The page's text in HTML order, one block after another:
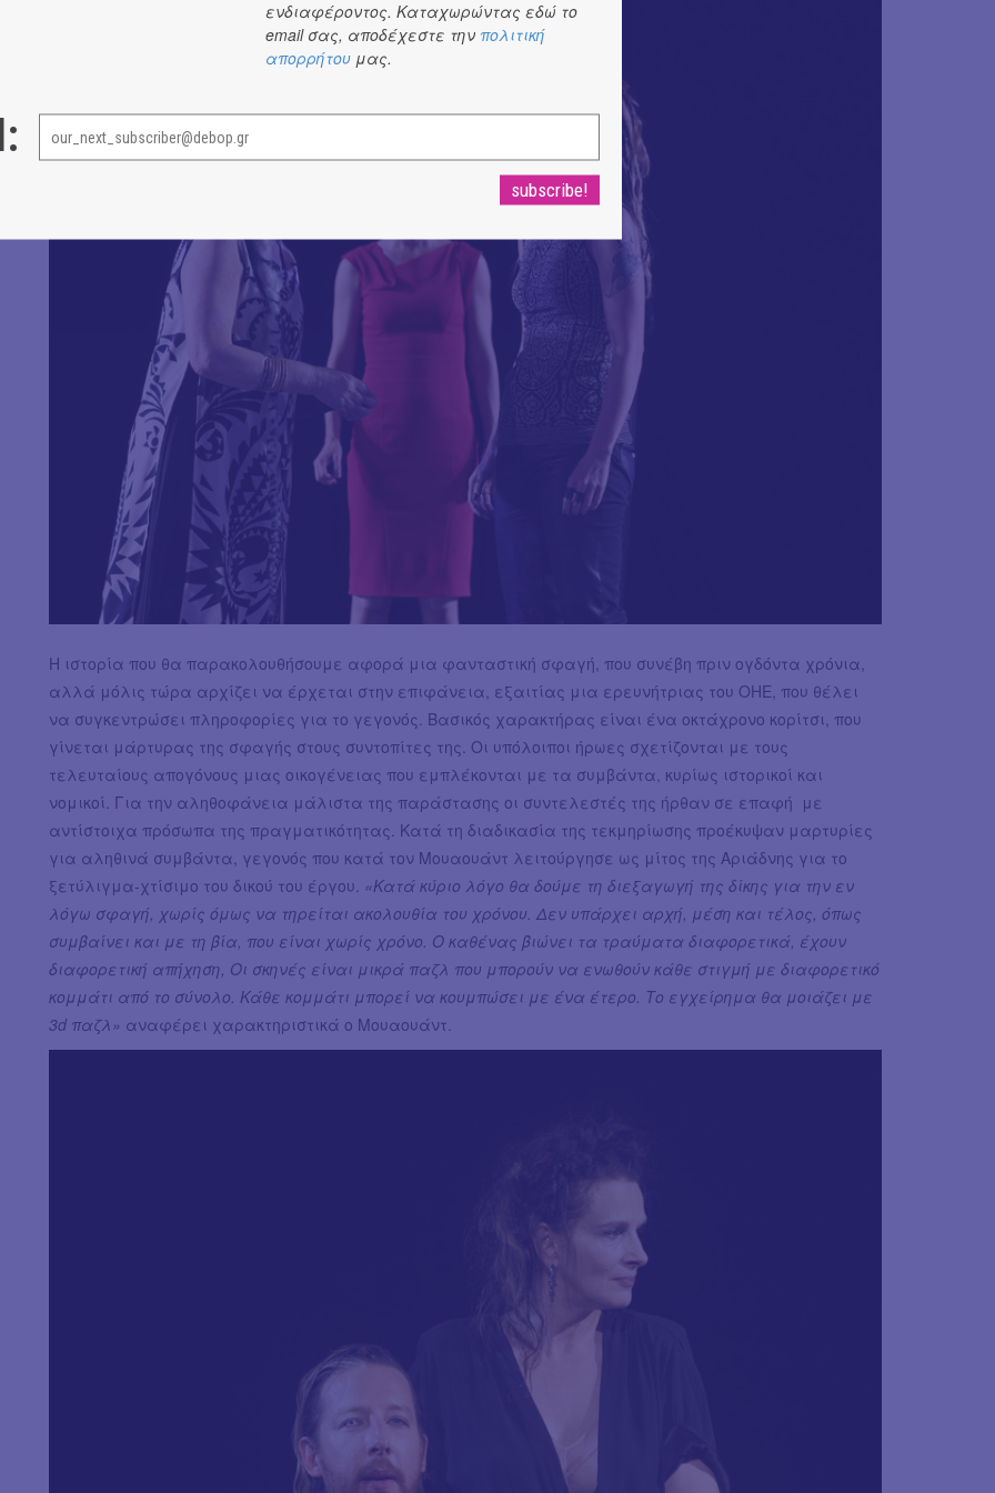
Η ιστορία που θα παρακολουθήσουμε αφορά μια φανταστική σφαγή, που συνέβη πριν ογδόντα χρόνια,
αλλά μόλις τώρα αρχίζει να έρχεται στην επιφάνεια, εξαιτίας μια ερευνήτριας του ΟΗΕ, που θέλει
να συγκεντρώσει πληροφορίες για το γεγονός. Βασικός χαρακτήρας είναι ένα οκτάχρονο κορίτσι, που
γίνεται μάρτυρας της σφαγής στους συντοπίτες της. Οι υπόλοιποι ήρωες σχετίζονται με τους
τελευταίους απογόνους μιας οικογένειας που εμπλέκονται με τα συμβάντα, κυρίως ιστορικοί και
νομικοί. Για την αληθοφάνεια μάλιστα της παράστασης οι συντελεστές της ήρθαν σε επαφή με
αντίστοιχα πρόσωπα της πραγματικότητας. Κατά τη διαδικασία της τεκμηρίωσης προέκυψαν μαρτυρίες
για αληθινά συμβάντα, γεγονός που κατά τον Μουαουάντ λειτούργησε ως μίτος της Αριάδνης για το
ξετύλιγμα-χτίσιμο του δικού του έργου. «Κατά κύριο λόγο θα δούμε τη διεξαγωγή της δίκης για την εν
λόγω σφαγή, χωρίς όμως να τηρείται ακολουθία του χρόνου. Δεν υπάρχει αρχή, μέση και τέλος, όπως
συμβαίνει και με τη βία, που είναι χωρίς χρόνο. Ο καθένας βιώνει τα τραύματα διαφορετικά, έχουν
διαφορετική απήχηση, Οι σκηνές είναι μικρά παζλ που μπορούν να ενωθούν κάθε στιγμή με διαφορετικό
κομμάτι από το σύνολο. Κάθε κομμάτι μπορεί να κουμπώσει με ένα έτερο. Το εγχείρημα θα μοιάζει με
3d παζλ» αναφέρει χαρακτηριστικά ο Μουαουάντ.
ενδιαφέροντος. Καταχωρώντας εδώ το
email σας, αποδέχεστε την πολιτική
απορρήτου μας.